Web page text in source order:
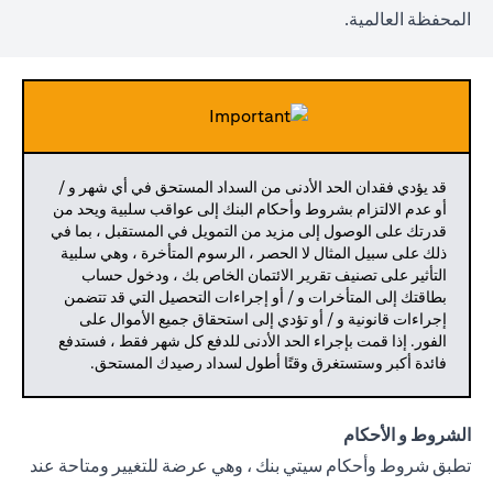
المحفظة العالمية.
قد يؤدي فقدان الحد الأدنى من السداد المستحق في أي شهر و /
أو عدم الالتزام بشروط وأحكام البنك إلى عواقب سلبية ويحد من
قدرتك على الوصول إلى مزيد من التمويل في المستقبل ، بما في
ذلك على سبيل المثال لا الحصر ، الرسوم المتأخرة ، وهي سلبية
التأثير على تصنيف تقرير الائتمان الخاص بك ، ودخول حساب
بطاقتك إلى المتأخرات و / أو إجراءات التحصيل التي قد تتضمن
إجراءات قانونية و / أو تؤدي إلى استحقاق جميع الأموال على
الفور. إذا قمت بإجراء الحد الأدنى للدفع كل شهر فقط ، فستدفع
فائدة أكبر وستستغرق وقتًا أطول لسداد رصيدك المستحق.
الشروط و الأحكام
تطبق شروط وأحكام سيتي بنك ، وهي عرضة للتغيير ومتاحة عند